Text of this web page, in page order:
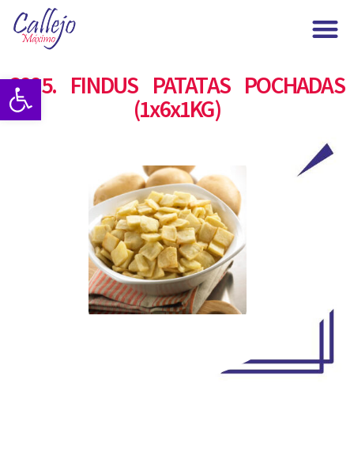
Abrir barra de herramientas
3885. FINDUS PATATAS POCHADAS
(1x6x1KG)